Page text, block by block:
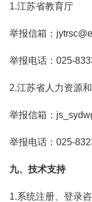
1.江苏省教育厅
举报信箱：
举报电话：025-
2.江苏省人力资源
举报信箱：
举报电话：025-
九、技术支持
1.系统注册、登录